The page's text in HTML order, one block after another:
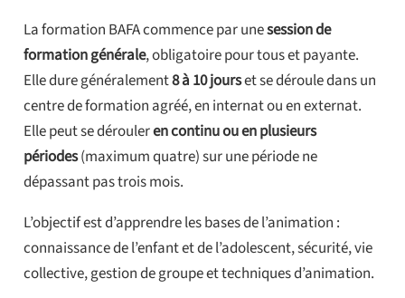
La formation BAFA commence par unesession de
formation générale, obligatoire pour tous et payante.
Elle dure généralement8 à 10 jourset se déroule dans un
centre de formation agréé, en internat ou en externat.
Elle peut se dérouleren continu ou en plusieurs
périodes(maximum quatre) sur une période ne
dépassant pas trois mois.
L’objectif est d’apprendre les bases de l’animation :
connaissance de l’enfant et de l’adolescent, sécurité, vie
collective, gestion de groupe et techniques d’animation.